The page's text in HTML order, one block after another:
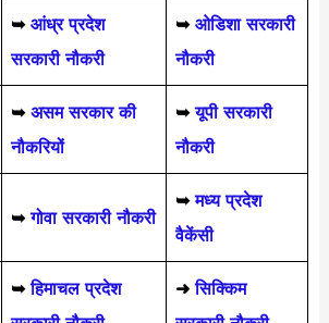
➥ आंध्र प्रदेश
सरकारी नौकरी
➥ ओडिशा सरकारी
नौकरी
➥ असम सरकार की
नौकरियों
➥ यूपी सरकारी
नौकरी
➥गोवा सरकारी नौकरी
➥ मध्य प्रदेश
वैकेंसी
➥हिमाचल प्रदेश
➜ सिक्किम